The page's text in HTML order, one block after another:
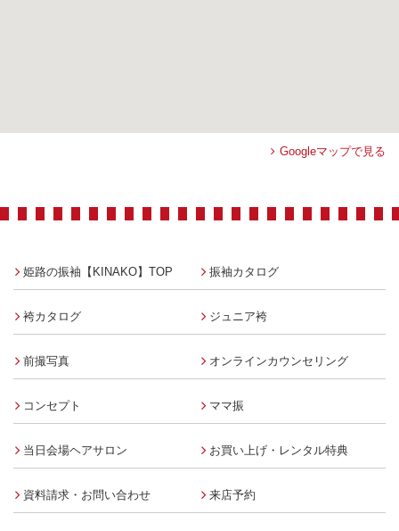
Googleマップで見る
姫路の振袖【KINAKO】TOP 振袖カタログ
袴カタログ ジュニア袴
前撮写真 オンラインカウンセリング
コンセプト ママ振
当日会場ヘアサロン お買い上げ・レンタル特典
資料請求・お問い合わせ 来店予約